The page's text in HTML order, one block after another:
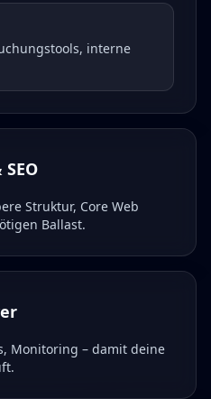
interne
Struktur, Core Web
Ballast.
Monitoring – damit deine